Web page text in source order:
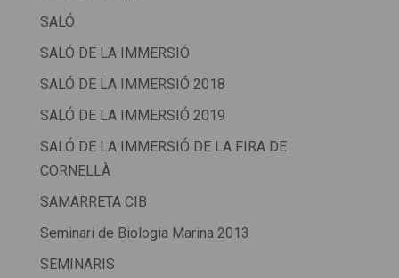
SALÓ
SALÓ DE LA IMMERSIÓ
SALÓ DE LA IMMERSIÓ 2018
SALÓ DE LA IMMERSIÓ 2019
SALÓ DE LA IMMERSIÓ DE LA FIRA DE
CORNELLÀ
SAMARRETA CIB
Seminari de Biologia Marina 2013
SEMINARIS